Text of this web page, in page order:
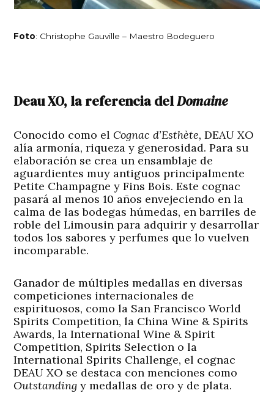
Foto: Christophe Gauville – Maestro Bodeguero
Deau XO, la referencia delDomaine
Conocido como el Cognac d’Esthète,DEAU XO
alía armonía, riqueza y generosidad. Para su
elaboración se crea un ensamblaje de
aguardientes muy antiguos principalmente
Petite Champagne y Fins Bois. Este cognac
pasará al menos 10 años envejeciendo en la
calma de las bodegas húmedas, en barriles de
roble del Limousin para adquirir y desarrollar
todos los sabores y perfumes que lo vuelven
incomparable.
Ganador de múltiples medallas en diversas
competiciones internacionales de
espirituosos, como la San Francisco World
Spirits Competition, la China Wine & Spirits
Awards, la International Wine & Spirit
Competition, Spirits Selection o la
International Spirits Challenge, el cognac
DEAU XO se destaca con menciones como
Outstandingy medallas de oro y de plata.